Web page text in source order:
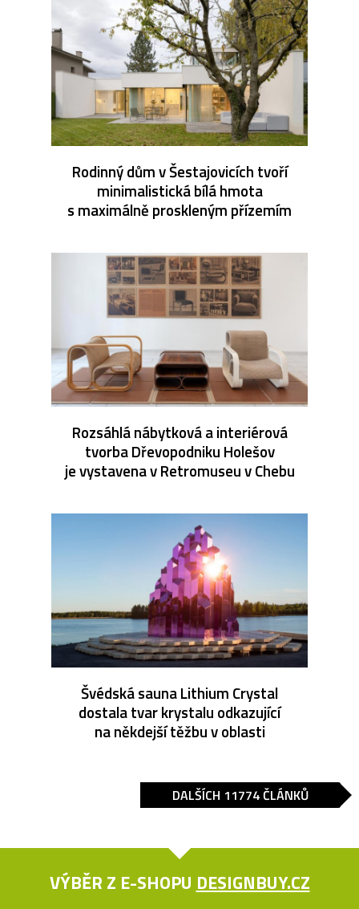
Rodinný dům v Šestajovicích tvoří
minimalistická bílá hmota
s maximálně proskleným přízemím
Rozsáhlá nábytková a interiérová
tvorba Dřevopodniku Holešov
je vystavena v Retromuseu v Chebu
Švédská sauna Lithium Crystal
dostala tvar krystalu odkazující
na někdejší těžbu v oblasti
DALŠÍCH 11774 ČLÁNKŮ
VÝBĚR Z E-SHOPU DESIGNBUY.CZ